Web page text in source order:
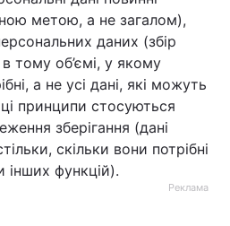
метою, а не загалом),
даних (збір
тому об’ємі, у якому
а не усі дані, які можуть
принципи стосуються
зберігання (дані
скільки вони потрібні
інших функцій).
Реклама